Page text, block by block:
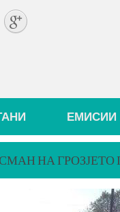
ЕМИСИИ
НА ГРОЗЈЕТО